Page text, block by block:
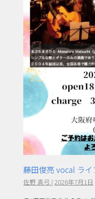
藤田俊亮 vocal ライ
佐野 真弓 | 2026年7月1日